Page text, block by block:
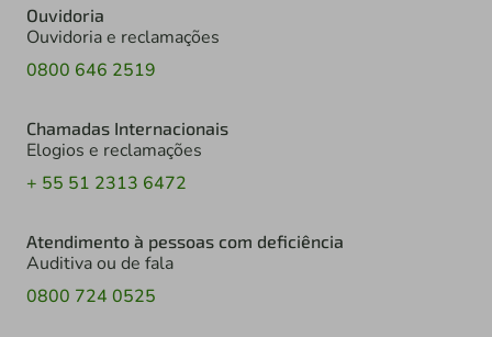
Ouvidoria
Ouvidoria e reclamações
0800 646 2519
Chamadas Internacionais
Elogios e reclamações
+ 55 51 2313 6472
Atendimento à pessoas com deficiência
Auditiva ou de fala
0800 724 0525